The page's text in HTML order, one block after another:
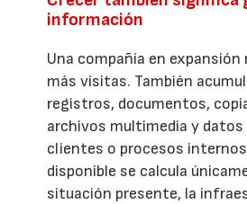
información
Una compañía en expansión
más visitas. También
registros, documentos,
archivos multimedia y datos
clientes o procesos
disponible se calcula
situación presente, la